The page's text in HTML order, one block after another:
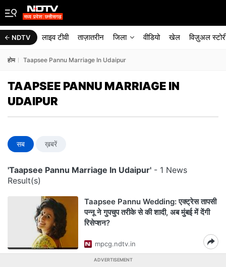
NDTV लाइव टीवी ताज़ातरीन जिला वीडियो खेल विज़ुअल
होम Taapsee Pannu Marriage In Udaipur
TAAPSEE PANNU MARRIAGE IN
UDAIPUR
सब ख़बरें
'Taapsee Pannu Marriage In Udaipur' - 1 News
Result(s)
Taapsee Pannu Wedding: एक्ट्रेस तापसी
पन्नू ने गुपचुप तरीके से की शादी, अब मुंबई में देंगी
रिसेप्शन?
mpcg.ndtv.in
ADVERTISEMENT